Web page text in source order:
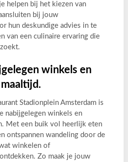
helpen bij het kiezen van
bij jouw
hun deskundige advies in te
van een culinaire ervaring die
winkels en
Stadionplein Amsterdam is
nabijgelegen winkels en
Met een buik vol heerlijk eten
ontspannen wandeling door de
winkelen of
Zo maak je jouw